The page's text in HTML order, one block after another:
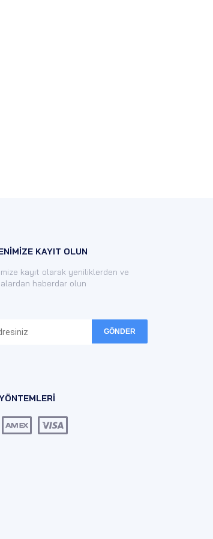
KAYIT OLUN
kayıt olarak yeniliklerden ve
haberdar olun
GÖNDER